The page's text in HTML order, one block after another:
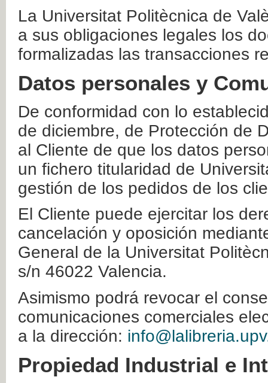
La Universitat Politècnica de
a sus obligaciones legales los
formalizadas las transacciones
Datos personales y
De conformidad con lo
de diciembre, de Protección de
al Cliente de que los datos
un fichero titularidad de
gestión de los pedidos de los
El Cliente puede ejercitar los
cancelación y oposición
General de la Universitat
s/n 46022 Valencia.
Asimismo podrá revocar el
comunicaciones comerciales
a la dirección:
Propiedad Industrial e